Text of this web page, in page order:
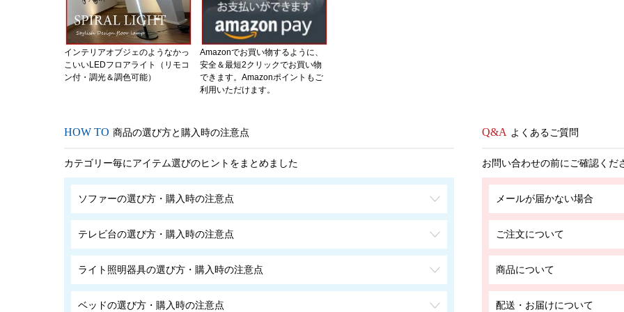
インテリアオブジェのようなかっ
こいいLEDフロアライト（リモコ
ン付・調光＆調色可能）
Amazonでお買い物するように、
安全＆最短2クリックでお買い物
できます。Amazonポイントもご
利用いただけます。
商品の選び方と購入時の注意点
カテゴリー毎にアイテム選びのヒントをまとめました
ソファーの選び方・購入時の注意点
テレビ台の選び方・購入時の注意点
ライト照明器具の選び方・購入時の注意点
ベッドの選び方・購入時の注意点
よくあるご質問
お問い合わせの前にご確認くだ
メールが届かない場合
ご注文について
商品について
配送・お届けについて